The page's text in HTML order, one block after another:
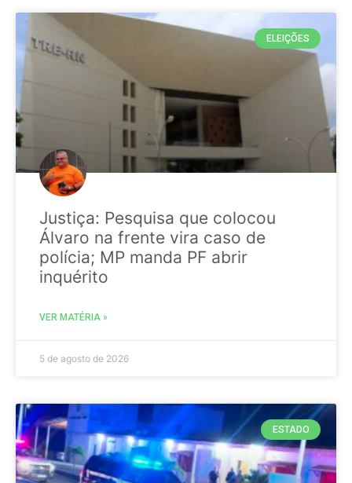
ELEIÇÕES
Justiça: Pesquisa que colocou
Álvaro na frente vira caso de
polícia; MP manda PF abrir
inquérito
VER MATÉRIA »
5 de agosto de 2026
ESTADO